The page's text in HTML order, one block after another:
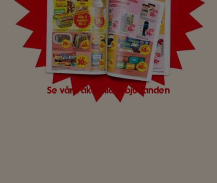
Se våra aktuella erbjudanden